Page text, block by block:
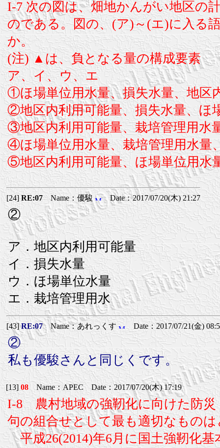
I-7 次の図は、畑地かんがい地区の
のである。図の、(ア)～(エ)に入る
か。
(注) ▲は、負となる量の構成要素
ア、イ、ウ、エ
①ほ場単位用水量、損失水量、地区
②地区内利用可能量、損失水量、ほ
③地区内利用可能量、栽培管理用水
④ほ場単位用水量、栽培管理用水量
⑤地区内利用可能量、ほ場単位用水
[24]RE:07Name：優駿 Date：2017/07/20(木) 21:27
②
ア．地区内利用可能量
イ．損失水量
ウ．ほ場単位水量
エ．栽培管理用水
[43]RE:07Name：あれっくす Date：2017/07/21(金)
②
私も優駿さんと同じくです。
[13]08Name：APEC Date：2017/07/20(木) 17:19
I-8 農村地域の強靭化に向けた防災
句の組合せとして最も適切なもの
平成26(2014)年6月に国土強靭化基